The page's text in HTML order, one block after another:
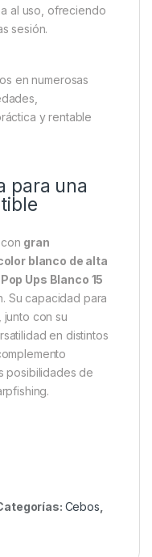
al uso, ofreciendo
sesión.
en numerosas
y rentable
para una
con gran
blanco de alta
Ups Blanco 15
Su capacidad para
con su
en distintos
posibilidades de
Cebos